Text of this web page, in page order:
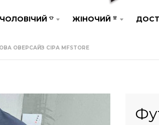
ЧОЛОВІЧИЙ 👕 ЖІНОЧИЙ 👚
ОВЕРСАЙЗ СІРА MFSTORE